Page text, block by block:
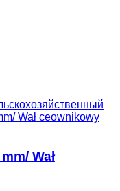
Wał ceownikowy
Wał